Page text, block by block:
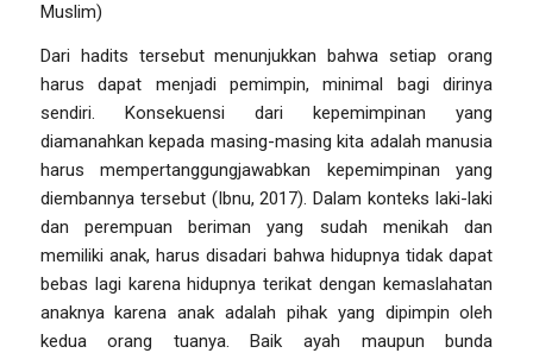
Muslim)
Dari hadits tersebut menunjukkan bahwa setiap orang
harus dapat menjadi pemimpin, minimal bagi dirinya
sendiri. Konsekuensi dari kepemimpinan yang
diamanahkan kepada masing-masing kita adalah manusia
harus mempertanggungjawabkan kepemimpinan yang
diembannya tersebut (Ibnu, 2017). Dalam konteks laki-laki
dan perempuan beriman yang sudah menikah dan
memiliki anak, harus disadari bahwa hidupnya tidak dapat
bebas lagi karena hidupnya terikat dengan kemaslahatan
anaknya karena anak adalah pihak yang dipimpin oleh
kedua orang tuanya. Baik ayah maupun bunda